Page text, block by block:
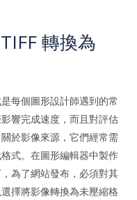
轉換為
每個圖形設計師遇到的常
響完成速度，而且對評估
於影像來源，它們經常需
式。在圖形編輯器中製作
為了網站發布，必須對其
擇將影像轉換為未壓縮格